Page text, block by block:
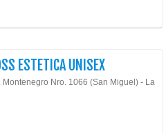
ESTETICA UNISEX
Montenegro Nro. 1066 (San Miguel) - La